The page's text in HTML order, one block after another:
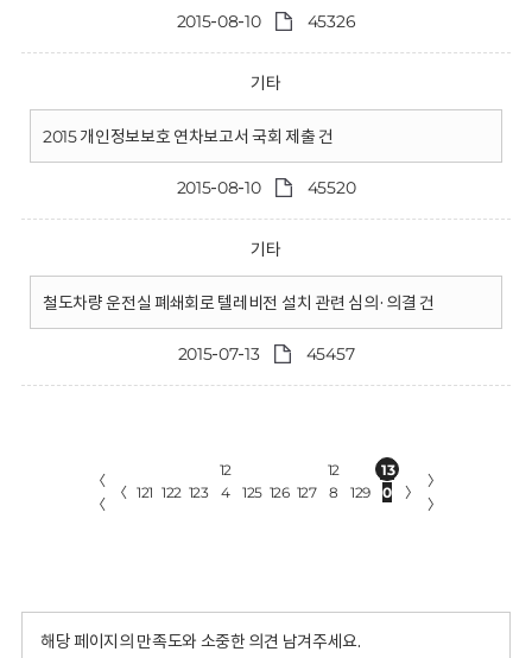
2015-08-10 45326
기타
2015 개인정보보호 연차보고서 국회 제출 건
2015-08-10 45520
기타
철도차량 운전실 폐쇄회로 텔레비전 설치 관련 심의·의결 건
2015-07-13 45457
〈
〈
〈 121 122 123
12
4
125 126 127
12
8
129
13
0
〉
〉
〉
해당 페이지의 만족도와 소중한 의견 남겨주세요.